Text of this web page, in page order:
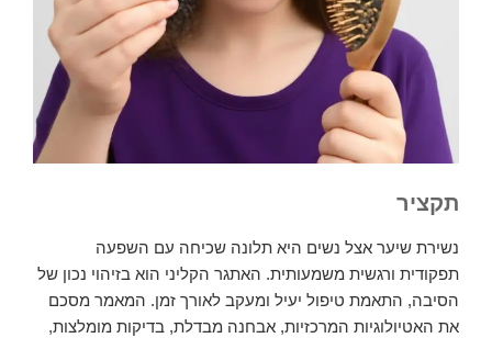
תקציר
נשירת שיער אצל נשים היא תלונה שכיחה עם השפעה
תפקודית ורגשית משמעותית. האתגר הקליני הוא בזיהוי נכון של
הסיבה, התאמת טיפול יעיל ומעקב לאורך זמן. המאמר מסכם
את האטיולוגיות המרכזיות, אבחנה מבדלת, בדיקות מומלצות,